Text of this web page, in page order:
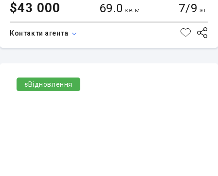
$43 000 69.0 кв.м 7/9 эт.
Контакти агента
єВідновлення